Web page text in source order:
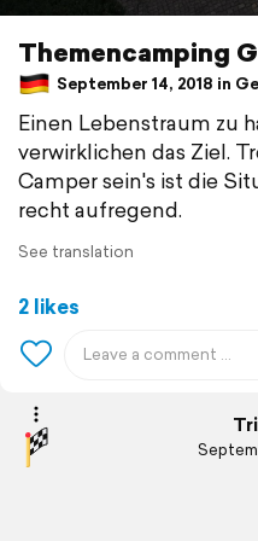
Themencamping
September 14, 2018 in
Einen Lebenstraum zu
verwirklichen das Ziel.
Camper sein's ist die
recht aufregend.
See translation
2 likes